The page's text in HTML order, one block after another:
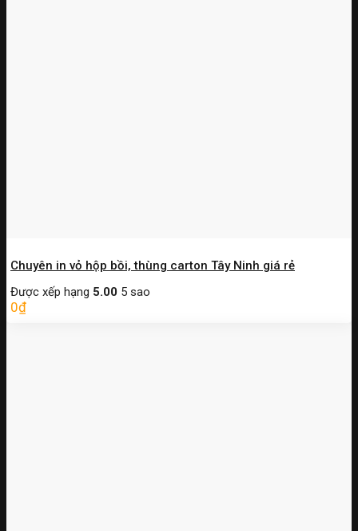
Chuyên in vỏ hộp bồi, thùng carton Tây Ninh giá rẻ
Được xếp hạng 5.00 5 sao
0₫